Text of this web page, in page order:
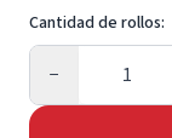
Cantidad de rollos:
−
Cantidad